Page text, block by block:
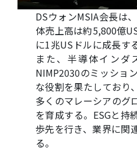
DSウォンMSIA会長は
体売上高は約5,800億
に1兆USドルに成長す
また、半導体インダ
NIMP2030のミッショ
な役割を果たしており
多くのマレーシアのグ
を育成する。ESGと持
歩先を行き、業界に関
る。